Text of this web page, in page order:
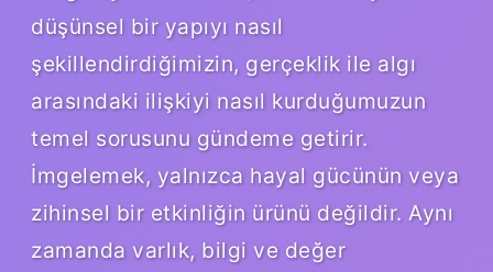
düşünsel bir yapıyı nasıl
şekillendirdiğimizin, gerçeklik ile algı
arasındaki ilişkiyi nasıl kurduğumuzun
temel sorusunu gündeme getirir.
İmgelemek, yalnızca hayal gücünün veya
zihinsel bir etkinliğin ürünü değildir. Aynı
zamanda varlık, bilgi ve değer